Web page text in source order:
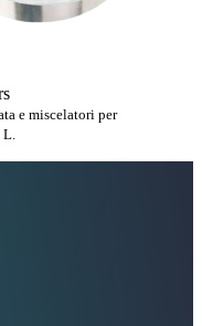
e miscelatori per
L.